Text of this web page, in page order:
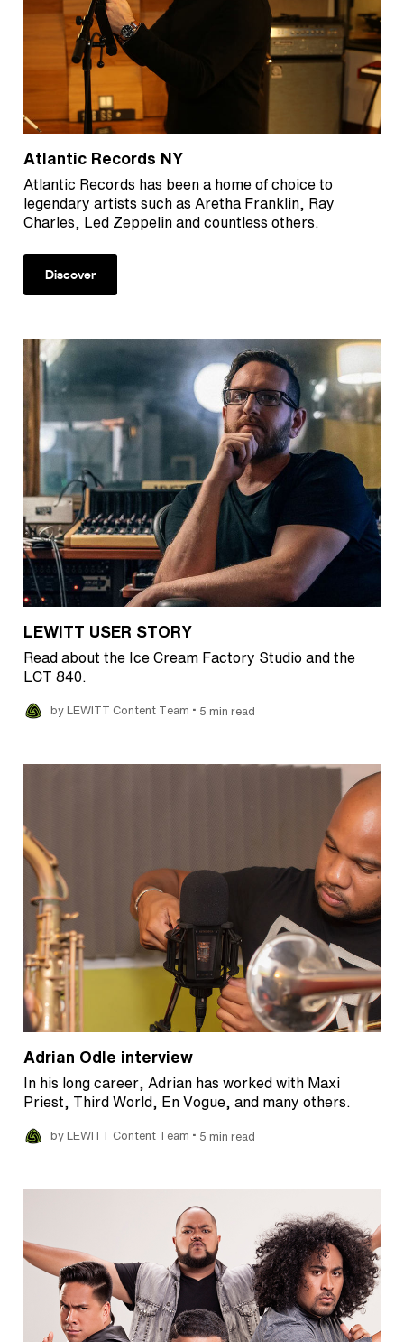
Atlantic Records NY
Atlantic Records has been a home of choice to
legendary artists such as Aretha Franklin, Ray
Charles, Led Zeppelin and countless others.
Discover
LEWITT USER STORY
Read about the Ice Cream Factory Studio and the
LCT 840.
by LEWITT Content Team • 5 min read
Adrian Odle interview
In his long career, Adrian has worked with Maxi
Priest, Third World, En Vogue, and many others.
by LEWITT Content Team • 5 min read